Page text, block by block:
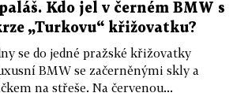
Kdo jel v černém BMW s
„Turkovu“ křižovatku?
se do jedné pražské křižovatky
BMW se začerněnými skly a
na střeše. Na červenou...